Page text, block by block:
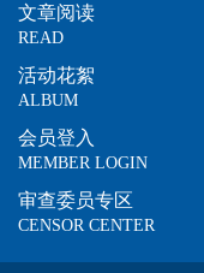
文章阅读
READ
活动花絮
ALBUM
会员登入
MEMBER LOGIN
审查委员专区
CENSOR CENTER